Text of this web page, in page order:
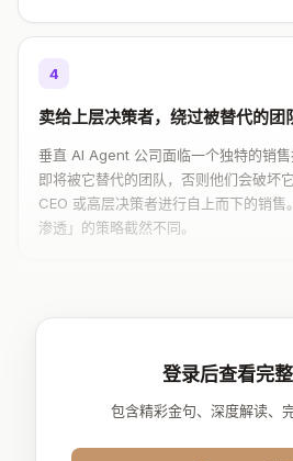
4
卖给上层决策者，绕过被替代的团
垂直 AI Agent 公司面临一个独特的销
即将被它替代的团队，否则他们会破坏
CEO 或高层决策者进行自上而下的销
渗透」的策略截然不同。
登录后查看完
包含精彩金句、深度解读、